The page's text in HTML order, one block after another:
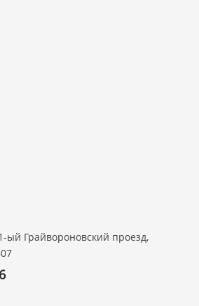
ый Грайвороновский проезд,